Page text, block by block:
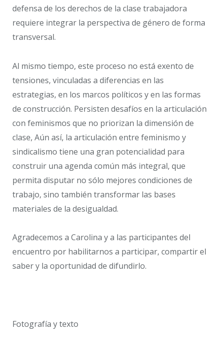
defensa de los derechos de la clase trabajadora
requiere integrar la perspectiva de género de forma
transversal.
Al mismo tiempo, este proceso no está exento de
tensiones, vinculadas a diferencias en las
estrategias, en los marcos políticos y en las formas
de construcción. Persisten desafíos en la articulación
con feminismos que no priorizan la dimensión de
clase, Aún así, la articulación entre feminismo y
sindicalismo tiene una gran potencialidad para
construir una agenda común más integral, que
permita disputar no sólo mejores condiciones de
trabajo, sino también transformar las bases
materiales de la desigualdad.
Agradecemos a Carolina y a las participantes del
encuentro por habilitarnos a participar, compartir el
saber y la oportunidad de difundirlo.
Fotografía y texto